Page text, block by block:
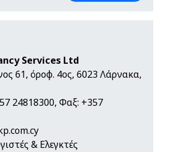
Services Ltd
61, όροφ. 4ος, 6023 Λάρνακα,
24818300, Φαξ: +357
& Ελεγκτές